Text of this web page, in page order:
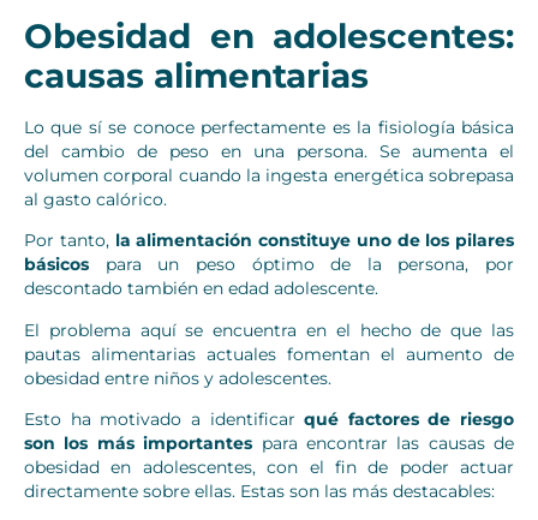
Obesidad en adolescentes:
causas alimentarias
Lo que sí se conoce perfectamente es la fisiología básica
del cambio de peso en una persona. Se aumenta el
volumen corporal cuando la ingesta energética sobrepasa
al gasto calórico.
Por tanto, la alimentación constituye uno de los pilares
básicos para un peso óptimo de la persona, por
descontado también en edad adolescente.
El problema aquí se encuentra en el hecho de que las
pautas alimentarias actuales fomentan el aumento de
obesidad entre niños y adolescentes.
Esto ha motivado a identificarqué factores de riesgo
son los más importantes para encontrar las causas de
obesidad en adolescentes, con el fin de poder actuar
directamente sobre ellas. Estas son las más destacables: